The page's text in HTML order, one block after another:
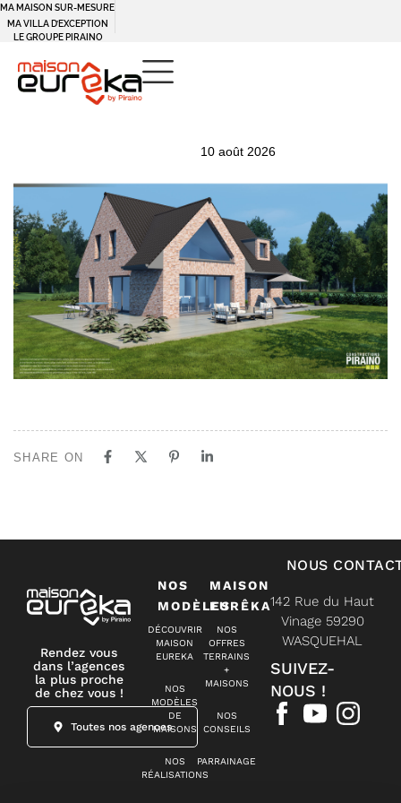
MA MAISON SUR-MESURE
MA VILLA D’EXCEPTION
LE GROUPE PIRAINO
10 août 2026
SHARE ON
Rendez vous
dans l’agences
la plus proche
de chez vous !
Toutes nos agences
NOS
MODÈLES
DÉCOUVRIR
MAISON
EUREKA
NOS
MODÈLES
DE
MAISONS
NOS
RÉALISATIONS
MAISON
EURÊKA
NOS
OFFRES
TERRAINS
+
MAISONS
NOS
CONSEILS
PARRAINAGE
NOUS
142 Rue du Haut
Vinage 59290
WASQUEHAL
SUIVEZ-
NOUS !
Panneau de gestion des cookies